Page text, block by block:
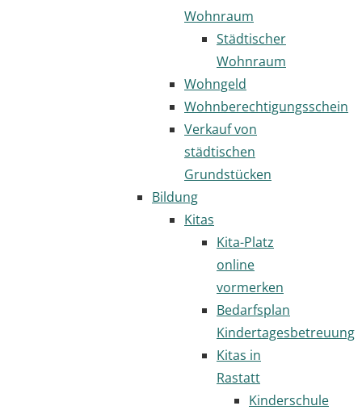
Wohnraum
Städtischer
Wohnraum
Wohngeld
Wohnberechtigungsschein
Verkauf von
städtischen
Grundstücken
Bildung
Kitas
Kita-Platz
online
vormerken
Bedarfsplan
Kindertagesbetreuung
Kitas in
Rastatt
Kinderschule